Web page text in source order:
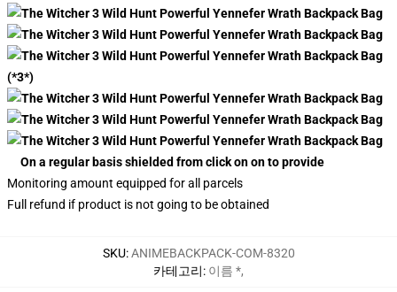
(*3*)
On a regular basis shielded from click on on to provide
Monitoring amount equipped for all parcels
Full refund if product is not going to be obtained
SKU:ANIMEBACKPACK-COM-8320
카테고리: 이름 *,